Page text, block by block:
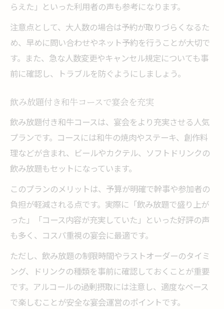
らえた」といった利用者の声も参考になります。
注意点として、大人数の場合は予約が取りづらくなるた
め、早めに問い合わせやネット予約を行うことが大切で
す。また、急な人数変更やキャンセル規定についても事
前に確認し、トラブルを防ぐようにしましょう。
飲み放題付き和牛コースで宴会を充実
飲み放題付き和牛コースは、宴会をより充実させる人気
プランです。コースには和牛の焼肉やステーキ、創作料
理などが含まれ、ビールやカクテル、ソフトドリンクの
飲み放題もセットになっています。
このプランのメリットは、予算が明確で幹事や参加者の
負担が軽減される点です。実際に「飲み放題で盛り上が
った」「コース内容が充実していた」といった好評の声
も多く、コスパ重視の宴会に最適です。
ただし、飲み放題の制限時間やラストオーダーのタイミ
ング、ドリンクの種類を事前に確認しておくことが重要
です。アルコールの過剰摂取には注意し、適度なペース
で楽しむことが安全な宴会運営のポイントです。